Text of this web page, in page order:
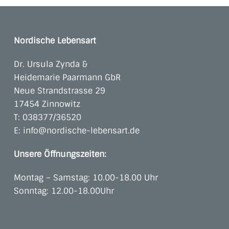
Nordische Lebensart
Dr. Ursula Zynda &
Heidemarie Paarmann GbR
Neue Strandstrasse 29
17454 Zinnowitz
T: 038377/36520
E: info@nordische-lebensart.de
Unsere Öffnungszeiten:
Montag – Samstag: 10.00-18.00 Uhr
Sonntag: 12.00-18.00Uhr